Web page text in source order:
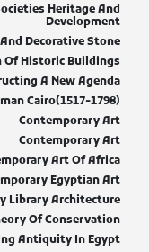
Heritage And
Development
Decorative Stone
Of Historic Buildings
A New Agenda
Cairo(1517-1798)
Contemporary Art
Contemporary Art
Art Of Africa
Egyptian Art
Library Architecture
Of Conservation
Antiquity In Egypt